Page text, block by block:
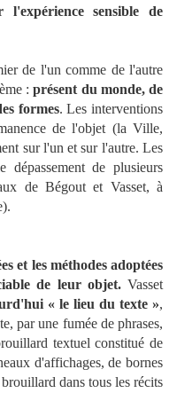
l'expérience sensible de
de l'un comme de l'autre
:présent du monde, de
formes. Les interventions
de l'objet (la Ville,
sur l'un et sur l'autre. Les
de plusieurs
de Bégout et Vasset, à
et les méthodes adoptées
de leur objet.Vasset
« le lieu du texte »,
par une fumée de phrases,
textuel constitué de
d'affichages, de bornes
dans tous les récits